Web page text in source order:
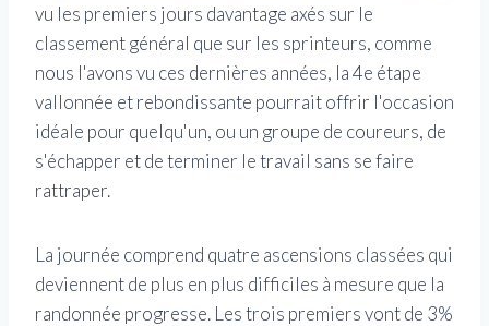
vu les premiers jours davantage axés sur le
classement général que sur les sprinteurs, comme
nous l'avons vu ces dernières années, la 4e étape
vallonnée et rebondissante pourrait offrir l'occasion
idéale pour quelqu'un, ou un groupe de coureurs, de
s'échapper et de terminer le travail sans se faire
rattraper.
La journée comprend quatre ascensions classées qui
deviennent de plus en plus difficiles à mesure que la
randonnée progresse. Les trois premiers vont de 3%